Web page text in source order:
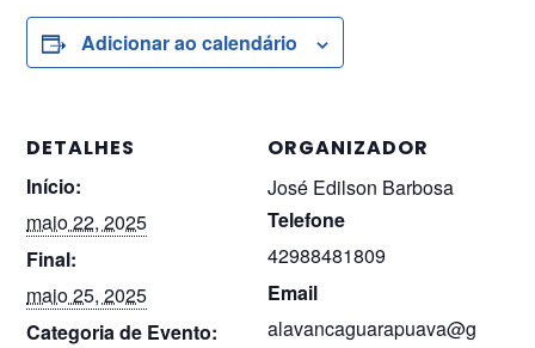
Adicionar ao calendário
DETALHES
Início:
maio 22, 2025
Final:
maio 25, 2025
Categoria de Evento:
ORGANIZADOR
José Edilson Barbosa
Telefone
42988481809
Email
alavancaguarapuava@g